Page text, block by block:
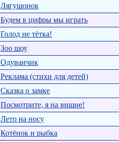
Лягушонок
Будем в цифры мы играть
Голод не тётка!
Зоо шоу
Одуванчик
Реклама (стихи для детей)
Сказка о замке
Посмотрите, я на вишне!
Лето на носу
Котёнок и рыбка